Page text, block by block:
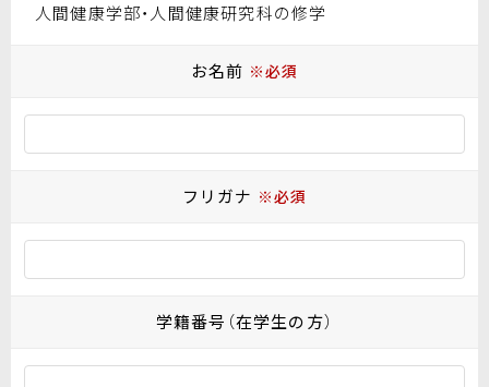
人間健康学部・人間健康研究科の修学
お名前 ※必須
フリガナ ※必須
学籍番号（在学生の方）